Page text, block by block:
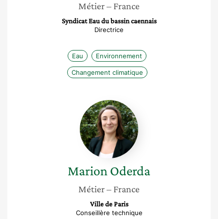
Métier– France
Syndicat Eau du bassin caennais
Directrice
Eau Environnement
Changement climatique
Marion
Oderda
Marion Oderda
Métier– France
Ville de Paris
Conseillère technique